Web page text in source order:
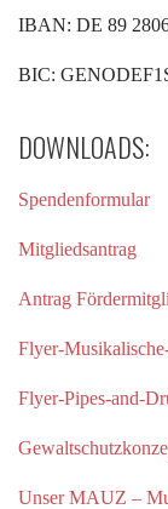
IBAN: DE 89
BIC:
DOWNLOADS:
Spendenformular
Mitgliedsantrag
Antrag
Flyer-
Flyer-Pipes-and-
Unser MAUZ –